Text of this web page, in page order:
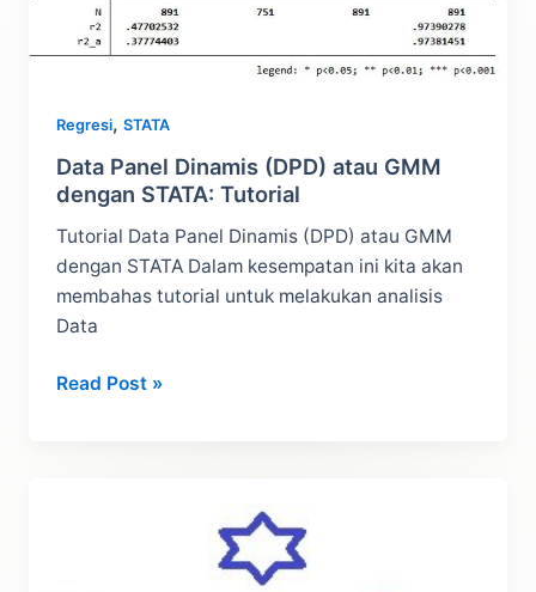
Regresi,STATA
Data Panel Dinamis (DPD) atau GMM
dengan STATA: Tutorial
Tutorial Data Panel Dinamis (DPD) atau GMM
dengan STATA Dalam kesempatan ini kita akan
membahas tutorial untuk melakukan analisis
Data
Data
Read Post »